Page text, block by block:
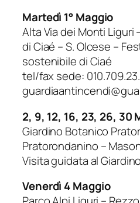
Martedì 1° Maggio
Alta Via dei Monti
di Ciaé – S. Olcese –
sostenibile di Ciaé
tel/fax sede:
2, 9, 12, 16, 23, 26, 30
Giardino Botanico
Pratorondanino –
Visita guidata al
Venerdì 4 Maggio